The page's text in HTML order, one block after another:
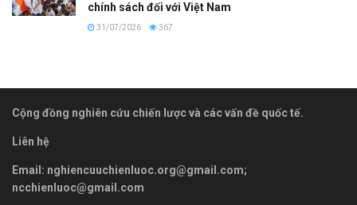
chính sách đối với Việt Nam
31/07/2026 367
Cộng đồng nghiên cứu chiến lược và các vấn đề quốc tế.
Liên hệ
Email: nghiencuuchienluoc.org@gmail.com;
ncchienluoc@gmail.com